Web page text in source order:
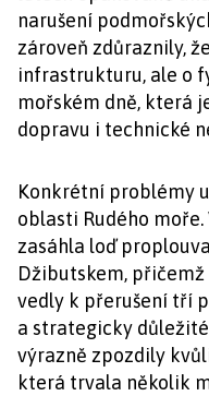
narušení
zároveň zdůraznily,
infrastrukturu, ale o
mořském dně, která
dopravu i technické
Konkrétní problémy
oblasti Rudého
zasáhla loď
Džibutskem,
vedly k přerušení tří
a strategicky
výrazně zpozdily
která trvala několik